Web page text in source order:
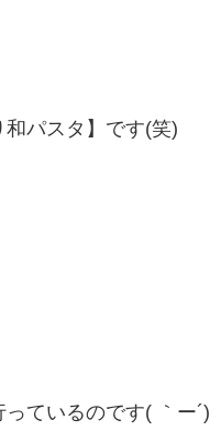
和パスタ】です(笑)
ているのです( ｀ー´)